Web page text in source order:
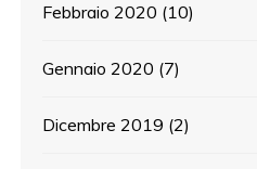
Febbraio 2020 (10)
Gennaio 2020 (7)
Dicembre 2019 (2)